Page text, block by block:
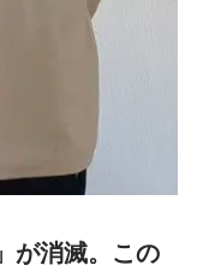
が消滅。この